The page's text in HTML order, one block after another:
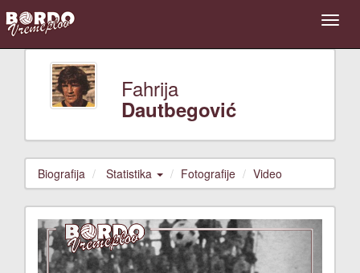
Fahrija
Dautbegović
Biografija Statistika Fotografije Video
Previous Next